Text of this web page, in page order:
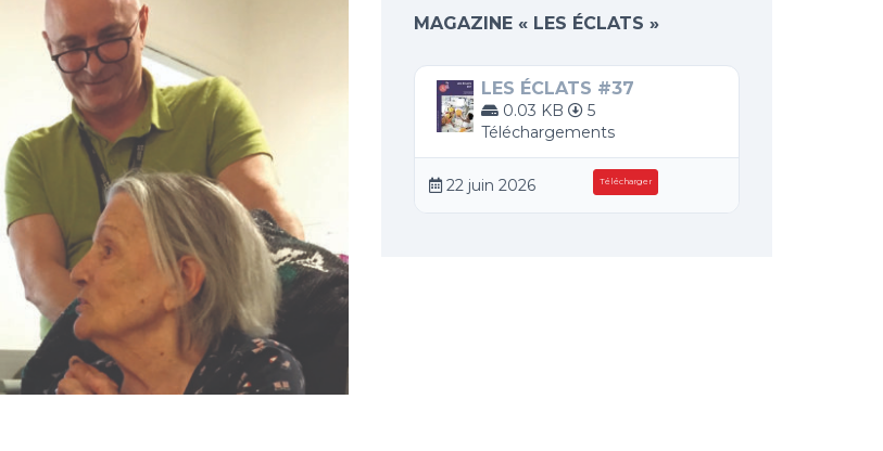
MAGAZINE « LES ÉCLATS »
LES ÉCLATS #37
0.03 KB
5
Téléchargements
22 juin 2026 Télécharger